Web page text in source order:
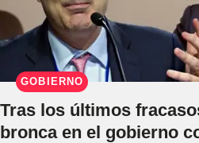
GOBIERNO
Tras los últimos
bronca en el gobierno